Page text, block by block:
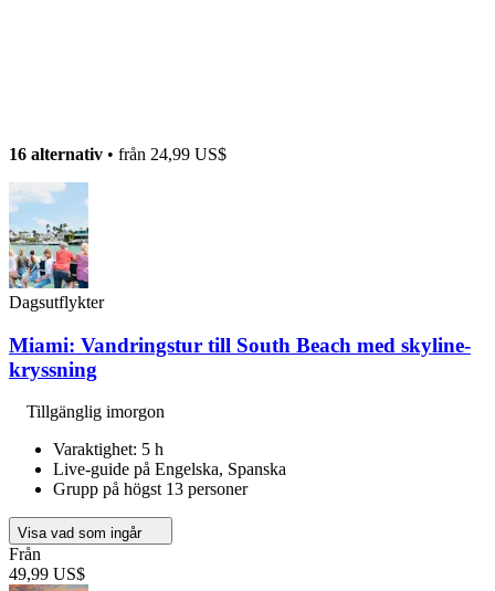
16 alternativ • från 24,99 US$
Dagsutflykter
Miami: Vandringstur till South Beach med skyline-
kryssning
Tillgänglig imorgon
Varaktighet: 5 h
Live-guide på Engelska, Spanska
Grupp på högst 13 personer
Visa vad som ingår
Från
49,99 US$